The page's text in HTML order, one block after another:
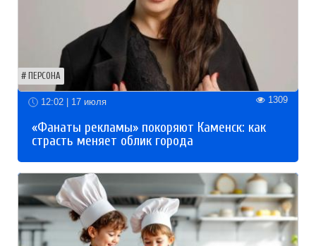
ПЕРСОНА
12:02 | 17 июля 1309
«Фанаты рекламы» покоряют Каменск: как
страсть меняет облик города